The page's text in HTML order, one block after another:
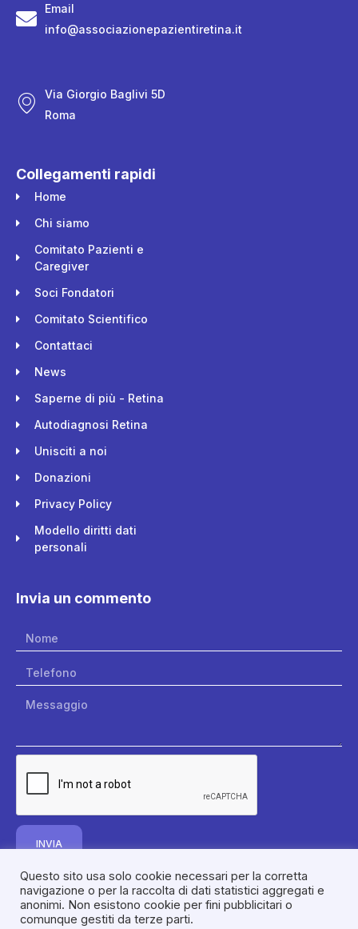
Email
info@associazionepazientiretina.it
Via Giorgio Baglivi 5D
Roma
Collegamenti rapidi
Home
Chi siamo
Comitato Pazienti e
Caregiver
Soci Fondatori
Comitato Scientifico
Contattaci
News
Saperne di più - Retina
Autodiagnosi Retina
Unisciti a noi
Donazioni
Privacy Policy
Modello diritti dati
personali
Invia un commento
INVIA
© 2022 ASSOCIAZIONE PAZIENTI RETINA
Questo sito usa solo cookie necessari per la corretta
navigazione o per la raccolta di dati statistici aggregati e
anonimi. Non esistono cookie per fini pubblicitari o
comunque gestiti da terze parti.